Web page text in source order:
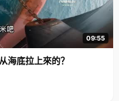
09:55
海底拉上來的？